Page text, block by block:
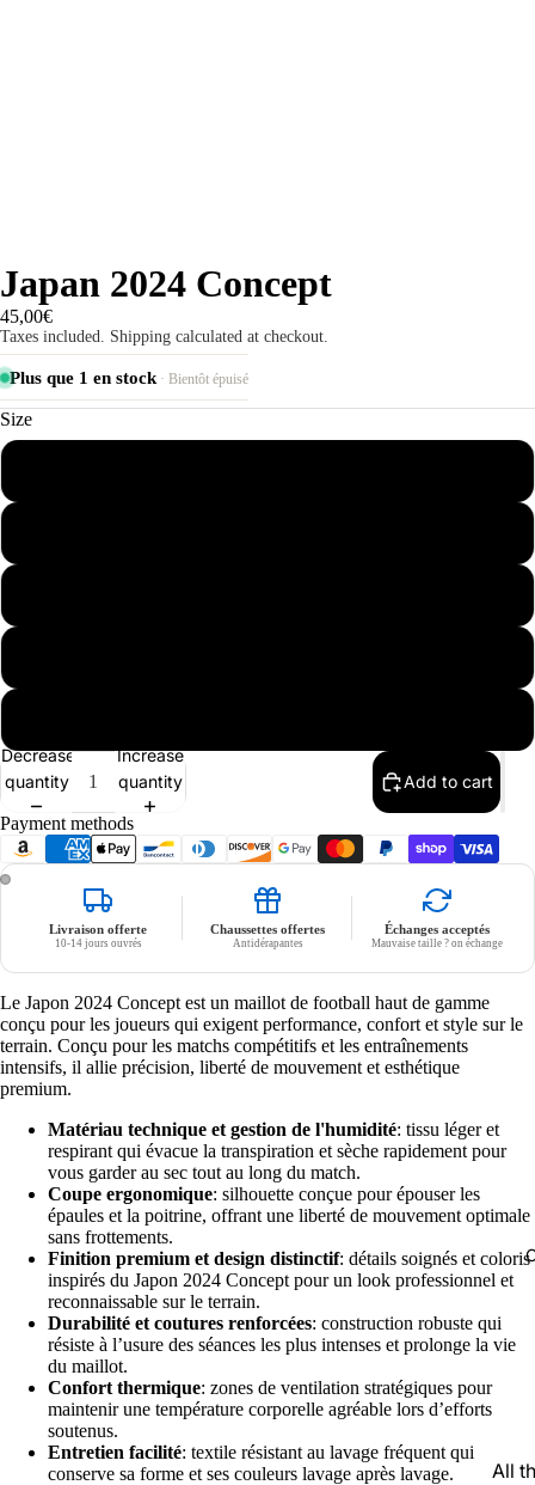
All
Japan 2024 Concept
45,00€
Taxes included. Shipping calculated at checkout.
Plus que 1 en stock· Bientôt épuisé
Size
Decrease
quantity
Increase
quantity
Add to cart
Payment methods
Livraison offerte
10-14 jours ouvrés
Chaussettes offertes
Antidérapantes
Échanges acceptés
Mauvaise taille ? on échange
Le Japon 2024 Concept est un maillot de football haut de gamme
conçu pour les joueurs qui exigent performance, confort et style sur le
terrain. Conçu pour les matchs compétitifs et les entraînements
intensifs, il allie précision, liberté de mouvement et esthétique
premium.
Matériau technique et gestion de l'humidité: tissu léger et
respirant qui évacue la transpiration et sèche rapidement pour
vous garder au sec tout au long du match.
Coupe ergonomique: silhouette conçue pour épouser les
épaules et la poitrine, offrant une liberté de mouvement optimale
sans frottements.
Finition premium et design distinctif: détails soignés et coloris
inspirés du Japon 2024 Concept pour un look professionnel et
reconnaissable sur le terrain.
Durabilité et coutures renforcées: construction robuste qui
résiste à l’usure des séances les plus intenses et prolonge la vie
du maillot.
Confort thermique: zones de ventilation stratégiques pour
maintenir une température corporelle agréable lors d’efforts
soutenus.
Entretien facilité: textile résistant au lavage fréquent qui
conserve sa forme et ses couleurs lavage après lavage.